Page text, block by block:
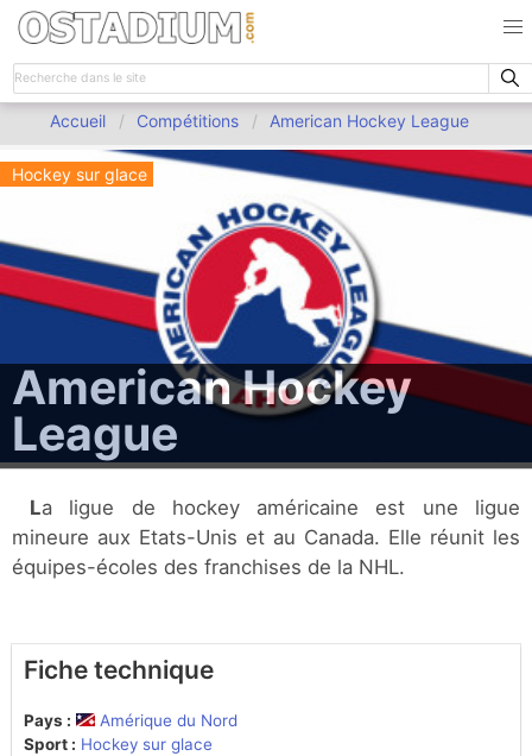
Accueil Compétitions American Hockey League
Hockey sur glace
American Hockey
League
La ligue de hockey américaine est une ligue
mineure aux Etats-Unis et au Canada. Elle réunit les
équipes-écoles des franchises de la NHL.
Fiche technique
Pays :
Amérique du Nord
Sport : Hockey sur glace